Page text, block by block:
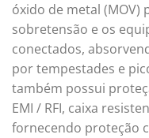
óxido de metal
sobretensão e os
conectados,
por tempestades e
também possui
EMI / RFI, caixa
fornecendo proteção